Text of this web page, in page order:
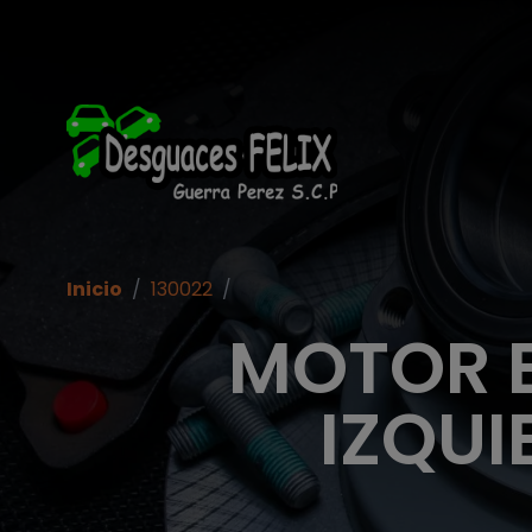
MOTOR
Inicio / 130022 /